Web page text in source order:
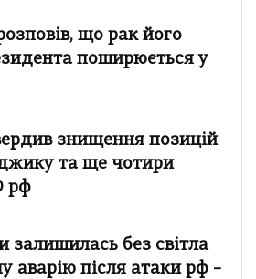
що рак його
поширюється у
знищення позицій
та ще чотири
рф
залишилась без світла
аварію після атаки рф –